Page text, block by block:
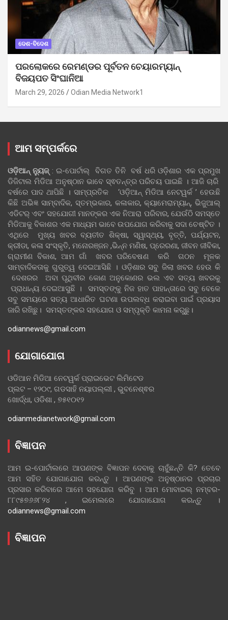
ଦେଶ-ବିଦେଶ
ପରଲୋକରେ ରେମଣ୍ଡର ପୂର୍ବତନ ଚେୟାରମ୍ୟାନ୍
ବିଜୟପତ ସିଂଘାନିଆ
March 29, 2026 Odian Media Network1
ଆମ ସମ୍ପର୍କରେ
ଓଡ଼ିଆନ୍‍ ନ୍ୟୁଜ୍‍: ଇ-ପୋର୍ଟାଲ୍ ବିଗତ ତିନି ବର୍ଷ ଧରି ଓଡ଼ିଶାର ଏକ ପ୍ରମୁଖ
ଡିଜିଟାଲ ମିଡିଆ ଅନୁଷ୍ଠାନ ଭାବେ ସ୍ଵତନ୍ତ୍ର ପରିଚୟ ପାଇଛି । ଆଜି ଚାରି
ବର୍ଷରେ ପାଦ ଥାପିଛି । ସାମ୍ପ୍ରତିକ ‘ଓଡ଼ିଆନ୍‍ ମିଡିଆ ନେଟୱର୍କ ’ ହେଉଛି
କିଛି ଅଭିଜ୍ଞ ସାମ୍ବାଦିକ, ସ୍ତମ୍ଭକାର, କଳାକାର, କ୍ୟାମେରାମ୍ୟାନ୍, ଭିଜୁଆଲ୍
ଏଡିଟର୍ ଏବଂ ସହଯୋଗୀ ମାନଙ୍କର ଏକ ନିଆରା ପରିବାର, ଯେଉଁଠି ସମସ୍ତେ
ମିଡିଆକୁ ବିକାଶର ଏକ ମାଧ୍ୟମ ଭାବେ ଉପଯୋଗ କରିବାକୁ ସଦା ଚେଷ୍ଟିତ ।
ଏଥିରେ ମୁଖ୍ୟ ଖବର ବ୍ୟତୀତ ଶିକ୍ଷା, ସ୍ୱାସ୍ଥ୍ୟ, ବୃତ୍ତି, ପର୍ଯ୍ୟଟନ,
କ୍ରୀଡା, କଳା ସଂସ୍କୃତି, ମନୋରଞ୍ଜନ ,ଭିନ୍ନ ମଣିଷ, ପ୍ରେରଣା, ଜୀବନ ଜୀବିକା,
ଗ୍ରାମୀଣ ବିକାଶ, ଆମ ଗାଁ ଖବର ପରିବେଷଣ କରି ଗଠନ ମୂଳକ
ସାମ୍ବାଦିକତାକୁ ଗୁରୁତ୍ୱ ଦେଇଆସିଛି । ଓଡ଼ିଶାର ସବୁ ଜିଲା ଖବର ହେଉ କି
ଦେଶରର ଅବା ପୃଥିବୀର କୋଣ ଅନୁକୋଣର ଭଲ ଏବ ସତ୍ୟ ଖବରକୁ
ପ୍ରାଧାନ୍ୟ ଦେଇଆସୁଛି । ସମସ୍ତଙ୍କୁ ନିଜ ହାତ ପାହାନ୍ତାରେ ସବୁ ବେଳେ
ସବୁ ସମୟରେ ସତ୍ୟ ଆଧାରିତ ଘଟଣା ଉପଲବ୍ଧ କରାଇବା ପାଇଁ ପ୍ରୟାସ
ଜାରି ରଖିଛୁ। ସମସ୍ତଙ୍କର ସହଯୋଗ ଓ ସମ୍ପୃକ୍ତି କାମନା କରୁଛୁ।
odiannews@gmail.com
ଯୋଗାଯୋଗ
ଓଡିଆନ ମିଡିଆ ନେଟୱର୍କ ପ୍ରାଇଭେଟ ଲିମିଟେଡ
ପ୍ଲଟ – ୧୨୦୯, ଗଡସାହି ନୟାପଲ୍ଲୀ , ଭୁବନେଶ୍ଵର
ଖୋର୍ଦ୍ଧା, ଓଡିଶା , ୭୫୧୦୧୨
odianmedianetwork@gmail.com
ବିଜ୍ଞାପନ
ଆମ ଇ-ପୋର୍ଟାଲରେ ଆପଣଙ୍କ ବିଜ୍ଞାପନ ଦେବାକୁ ଚାହୁଁଛନ୍ତି କି? ତେବେ
ଆମ ସହିତ ଯୋଗାଯୋଗ କରନ୍ତୁ । ଆପଣଙ୍କ ଅନୁଷ୍ଠାନର ପ୍ରଚାର
ପ୍ରସାର କରିବାରେ ଆମେ ସହଯୋଗ କରିବୁ । ଆମ ମୋବାଇଲ୍ ନମ୍ବର-
୮୮୯୫୭୬୬୮୨୪ , ଇମେଲରେ ଯୋଗାଯୋଗ କରନ୍ତୁ ।
odiannews@gmail.com
ବିଜ୍ଞାପନ